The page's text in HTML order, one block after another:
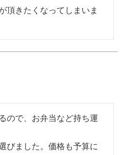
頂きたくなってしまいま
ので、お弁当など持ち運
びました。価格も予算に